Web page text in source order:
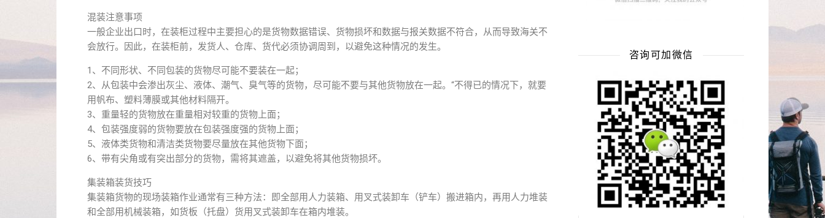
混装注意事项
一般企业出口时，在装柜过程中主要担心的是货物数据错误、货物损坏和数据与报关数据不符合，从而导致海关不
会放行。因此，在装柜前，发货人、仓库、货代必须协调周到，以避免这种情况的发生。
1、不同形状、不同包装的货物尽可能不要装在一起；
2、从包装中会渗出灰尘、液体、潮气、臭气等的货物，尽可能不要与其他货物放在一起。“不得已的情况下，就要
用帆布、塑料薄膜或其他材料隔开。
3、重量轻的货物放在重量相对较重的货物上面；
4、包装强度弱的货物要放在包装强度强的货物上面；
5、液体类货物和清洁类货物要尽量放在其他货物下面；
6、带有尖角或有突出部分的货物，需将其遮盖，以避免将其他货物损坏。
集装箱装货技巧
集装箱货物的现场装箱作业通常有三种方法：即全部用人力装箱、用叉式装卸车（铲车）搬进箱内，再用人力堆装
和全部用机械装箱，如货板（托盘）货用叉式装卸车在箱内堆装。
咨询可加微信